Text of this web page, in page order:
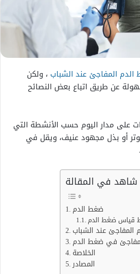
الدم المفاجئ عند الشباب ، ولكن
عن طريق اتباع بعض النصائح
على مدار اليوم حسب الأنشطة التي
أو بذل مجهود عنيف، ويقل في
شاهد في المقالة
ضغط الدم
قياس ضغط الدم
المفاجئ عند الشباب
في ضغط الدم
الخلاصة
المصادر